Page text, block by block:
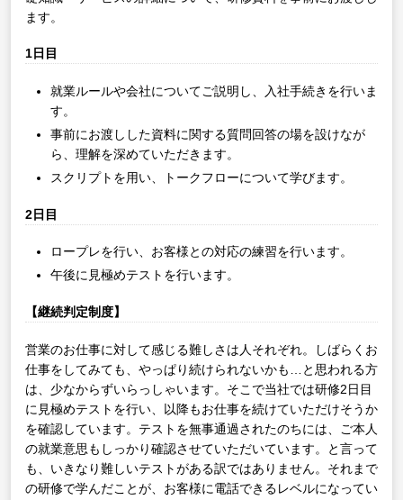
ます。
1日目
就業ルールや会社についてご説明し、入社手続きを行いま
す。
事前にお渡しした資料に関する質問回答の場を設けなが
ら、理解を深めていただきます。
スクリプトを用い、トークフローについて学びます。
2日目
ロープレを行い、お客様との対応の練習を行います。
午後に見極めテストを行います。
【継続判定制度】
営業のお仕事に対して感じる難しさは人それぞれ。しばらくお
仕事をしてみても、やっぱり続けられないかも…と思われる方
は、少なからずいらっしゃいます。そこで当社では研修2日目
に見極めテストを行い、以降もお仕事を続けていただけそうか
を確認しています。テストを無事通過されたのちには、ご本人
の就業意思もしっかり確認させていただいています。と言って
も、いきなり難しいテストがある訳ではありません。それまで
の研修で学んだことが、お客様に電話できるレベルになってい